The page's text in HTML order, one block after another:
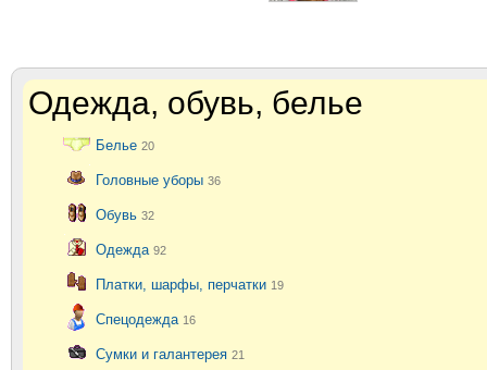
Одежда, обувь, белье
Белье 20
Головные уборы 36
Обувь 32
Одежда 92
Платки, шарфы, перчатки 19
Спецодежда 16
Сумки и галантерея 21